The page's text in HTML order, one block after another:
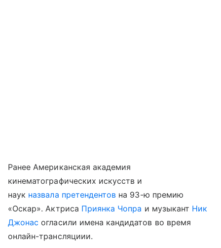
Ранее Американская академия
кинематографических искусств и
наук назвала претендентов на 93-ю премию
«Оскар». Актриса Приянка Чопра и музыкант Ник
Джонас огласили имена кандидатов во время
онлайн-трансляциии.